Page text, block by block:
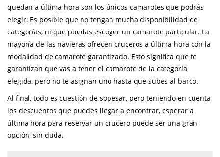
quedan a última hora son los únicos camarotes que podrás
elegir. Es posible que no tengan mucha disponibilidad de
categorías, ni que puedas escoger un camarote particular. La
mayoría de las navieras ofrecen cruceros a última hora con la
modalidad de camarote garantizado. Esto significa que te
garantizan que vas a tener el camarote de la categoría
elegida, pero no te asignan uno hasta que subes al barco.
Al final, todo es cuestión de sopesar, pero teniendo en cuenta
los descuentos que puedes llegar a encontrar, esperar a
última hora para reservar un crucero puede ser una gran
opción, sin duda.